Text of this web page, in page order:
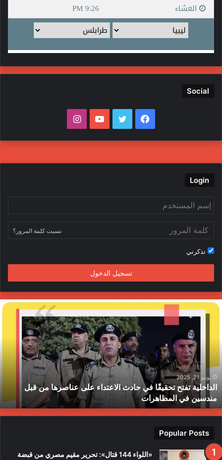
Social
فيسبوك تويتر يوتيوبانستقرام
Login
نسيت كلمة المرور؟
تذكرني
تسجيل الدخول
الداخلية
على
عناصرها
من
قبل
مندسين
في
المظاهرات
يونيو 21, 2025
الداخلية تفتح تحقيقًا في حادث الاعتداء على عناصرها من قبل
مندسين في المظاهرات
Popular Posts
«اللواء 144 قتال»: تحرير مقيم مصري من قبضة